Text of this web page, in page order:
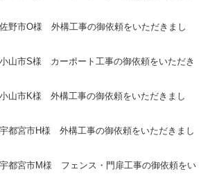
野市O様 外構工事の御依頼をいただきまし
山市S様 カーポート 工事の御依頼をいただき
山市K様 外構工事の御依頼をいただきまし
都宮市H様 外構工事の御依頼をいただきまし
都宮市M様 フェンス・門扉工事の御依頼をい